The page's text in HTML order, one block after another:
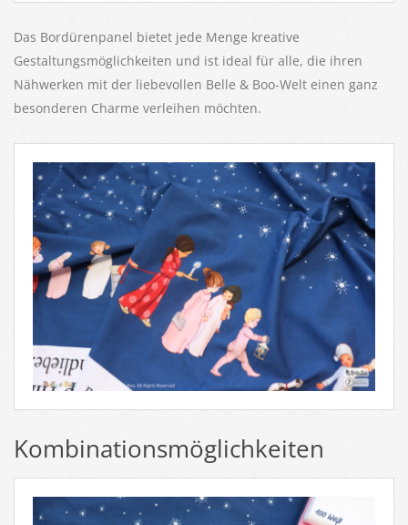
Das Bordürenpanel bietet jede Menge kreative
Gestaltungsmöglichkeiten und ist ideal für alle, die ihren
Nähwerken mit der liebevollen Belle & Boo-Welt einen ganz
besonderen Charme verleihen möchten.
Kombinationsmöglichkeiten